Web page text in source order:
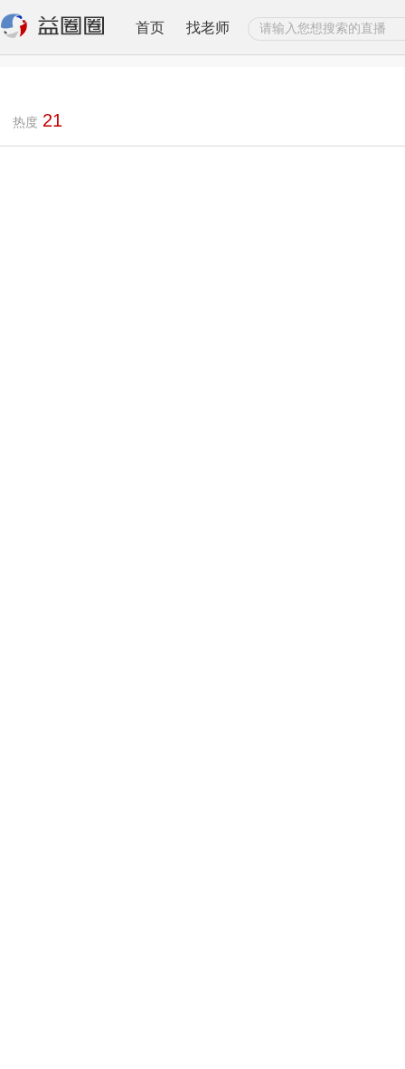
首页 找老师
热度 21